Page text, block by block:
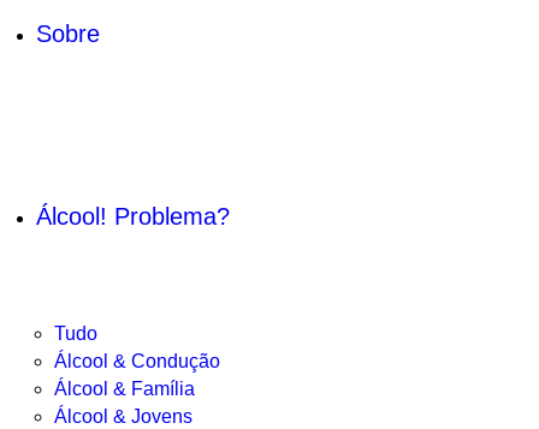
Sobre
Álcool! Problema?
Tudo
Álcool & Condução
Álcool & Família
Álcool & Jovens